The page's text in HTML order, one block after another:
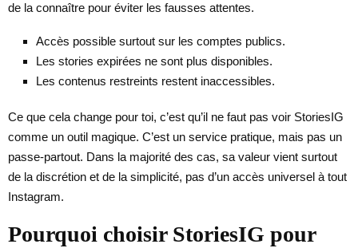
de la connaître pour éviter les fausses attentes.
Accès possible surtout sur les comptes publics.
Les stories expirées ne sont plus disponibles.
Les contenus restreints restent inaccessibles.
Ce que cela change pour toi, c’est qu’il ne faut pas voir StoriesIG
comme un outil magique. C’est un service pratique, mais pas un
passe-partout. Dans la majorité des cas, sa valeur vient surtout
de la discrétion et de la simplicité, pas d’un accès universel à tout
Instagram.
Pourquoi choisir StoriesIG pour